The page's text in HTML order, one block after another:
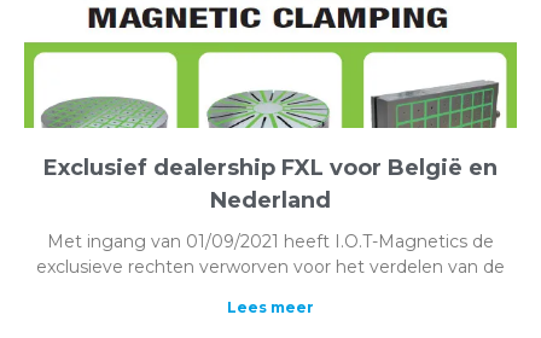
Exclusief dealership FXL voor België en
Nederland
Met ingang van 01/09/2021 heeft I.O.T-Magnetics de
exclusieve rechten verworven voor het verdelen van de
Lees meer